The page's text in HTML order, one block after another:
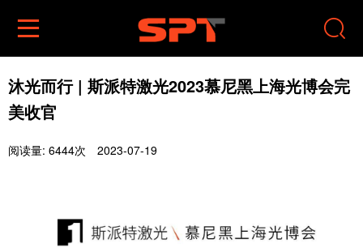
 
沐光而行 | 斯派特激光2023慕尼黑上海光博会完
美收官
阅读量: 6444次 2023-07-19